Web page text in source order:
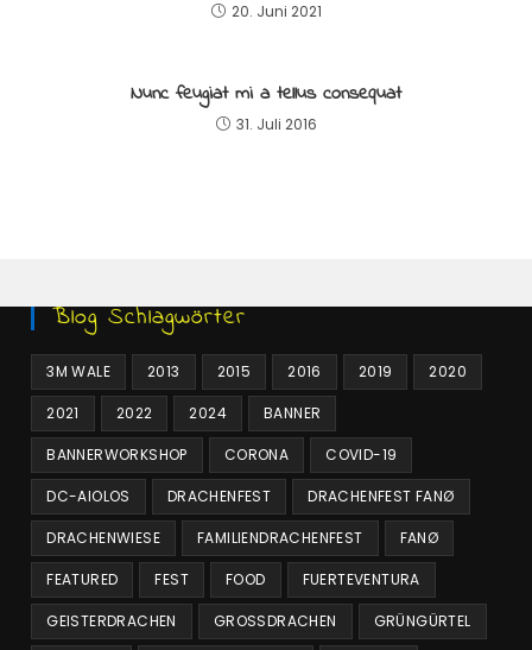
20. Juni 2021
Nunc feugiat mi a tellus consequat
31. Juli 2016
Blog Schlagwörter
3M WALE 2013 2015 2016 2019 2020
2021 2022 2024 BANNER
BANNERWORKSHOP CORONA COVID-19
DC-AIOLOS DRACHENFEST DRACHENFEST FANØ
DRACHENWIESE FAMILIENDRACHENFEST FANØ
FEATURED FEST FOOD FUERTEVENTURA
GEISTERDRACHEN GROSSDRACHEN GRÜNGÜRTEL